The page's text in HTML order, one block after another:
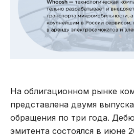
На облигационном рынке
представлена двумя
обращения по три года.
эмитента состоялся в июне